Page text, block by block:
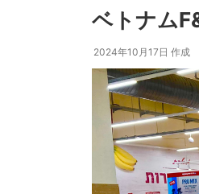
ベトナム
2024年10月17日 作成